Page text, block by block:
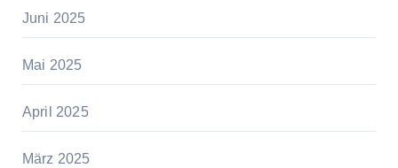
Juni 2025
Mai 2025
April 2025
März 2025